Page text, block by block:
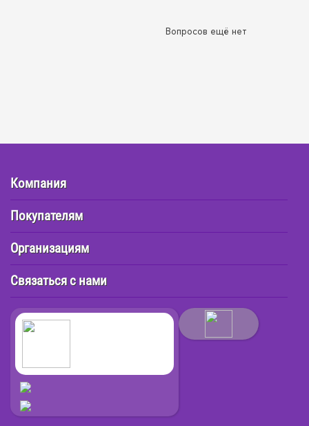
Вопросов ещё нет
Компания
Покупателям
Организациям
Связаться с нами